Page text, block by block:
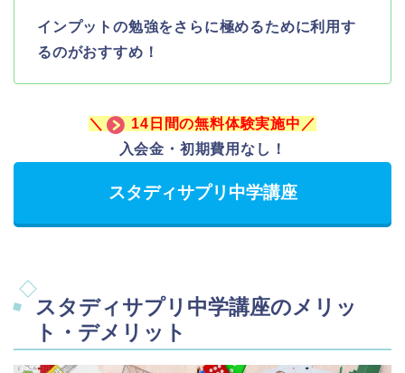
インプットの勉強をさらに極めるために利用す
るのがおすすめ！
＼
14日間の無料体験実施中／
入会金・初期費用なし！
スタディサプリ中学講座
スタディサプリ中学講座のメリッ
ト・デメリット